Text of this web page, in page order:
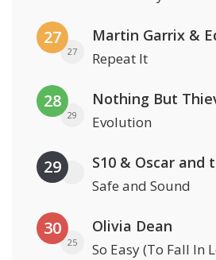
27
27
Martin Garrix &
Repeat It
28
29
Nothing But
Evolution
29 S10 & Oscar and
Safe and Sound
30
25
Olivia Dean
So Easy (To Fall In